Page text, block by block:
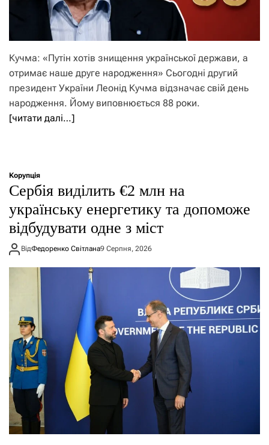
Кучма: «Путін хотів знищення української держави, а
отримає наше друге народження» Сьогодні другий
президент України Леонід Кучма відзначає свій день
народження. Йому виповнюється 88 роки.
[читати далі…]
Корупція
Сербія виділить €2 млн на
українську енергетику та допоможе
відбудувати одне з міст
ВідФедоренко Світлана9 Серпня, 2026